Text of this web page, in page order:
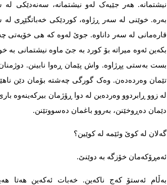
نیشتمانە. هەر جێیەک لەو نیشتمانە، سەنەدێکی
بەرە. خوێنی لە سەر ڕژاوە، کوردێکی خەباتگێڕی لە
قارەمانی لە سەر داناوە. جوێ لەوە کە هی خۆیەتی
بکەین ئەوە میراتە بۆ کورد بە جێ ماوە نیشتمانی بە
بست بەستی پڕژاوە. واش پێمان ڕەوا نابینن.
تێمان وەردەدەن. وەک گورگی چەشتە بۆمان دێن
لە زوو ڕابردوو وەردەین لە دوا ڕۆژمان بیرکەینەوە
دێمان دەڕوخێنن، بەروو باغمان دەسووتێنن.
گەلان لە کوێ وئێمە لە کوێین؟
ئەمڕۆکەمان خۆزگە بە دوێنێ.
بەڵام ئەستۆ کەج ناکەین. خەبات ئەکەین هەتا